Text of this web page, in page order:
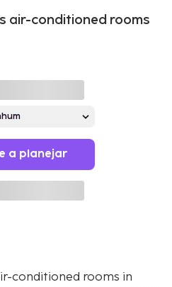
air-conditioned rooms
a planejar
conditioned rooms in